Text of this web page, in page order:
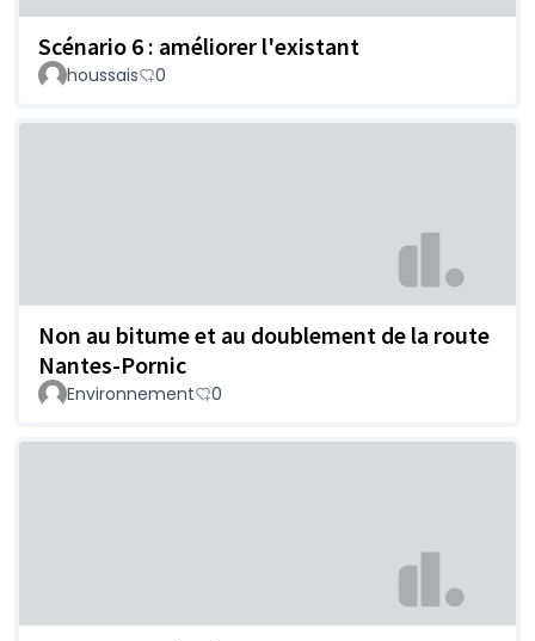
Scénario 6 : améliorer l'existant
houssais 0
Non au bitume et au doublement de la route
Nantes-Pornic
Environnement 0